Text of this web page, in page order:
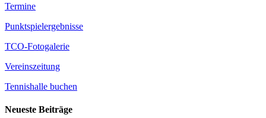
Termine
Punktspielergebnisse
TCO-Fotogalerie
Vereinszeitung
Tennishalle buchen
Neueste Beiträge